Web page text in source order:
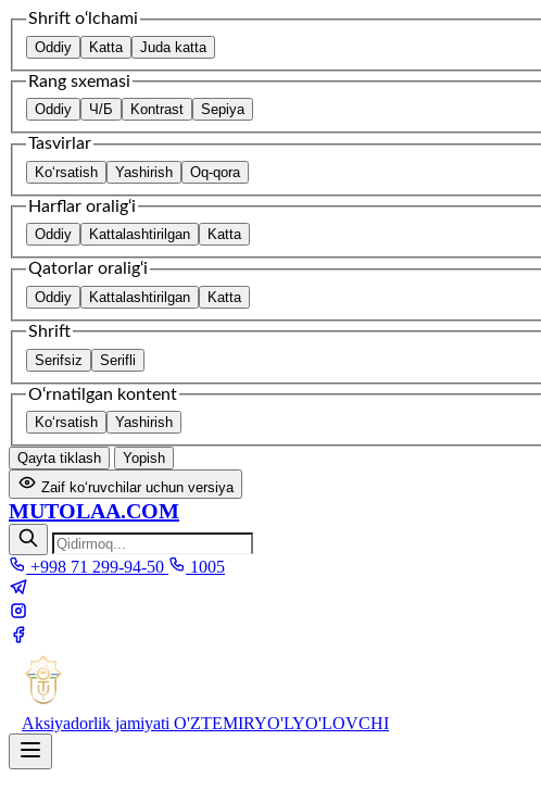
Shrift o‘lchami
Oddiy Katta Juda katta
Rang sxemasi
Oddiy Ч/Б Kontrast Sepiya
Tasvirlar
Ko‘rsatish Yashirish Oq-qora
Harflar oralig‘i
Oddiy Kattalashtirilgan Katta
Qatorlar oralig‘i
Oddiy Kattalashtirilgan Katta
Shrift
Serifsiz Serifli
O‘rnatilgan kontent
Ko‘rsatish Yashirish
Qayta tiklash
Yopish
Zaif ko‘ruvchilar uchun versiya
MUTOLAA.COM
+998 71 299-94-50 1005
Aksiyadorlik jamiyati O'ZTEMIRYO'LYO'LOVCHI